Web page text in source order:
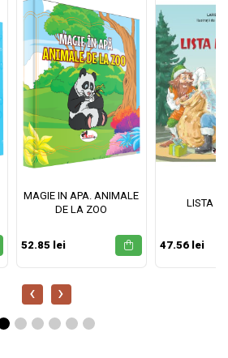
MAGIE IN APA. ANIMALE
DE LA ZOO
52.85 lei
LISTA
47.56 lei
‹ ›